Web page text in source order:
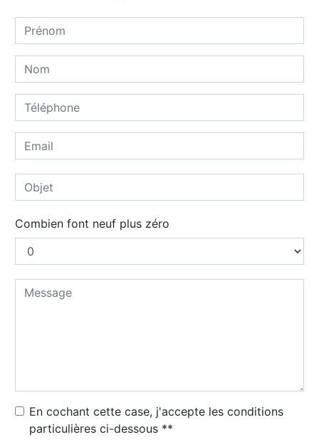
Combien font neuf plus zéro
En cochant cette case, j'accepte les conditions
particulières ci-dessous **